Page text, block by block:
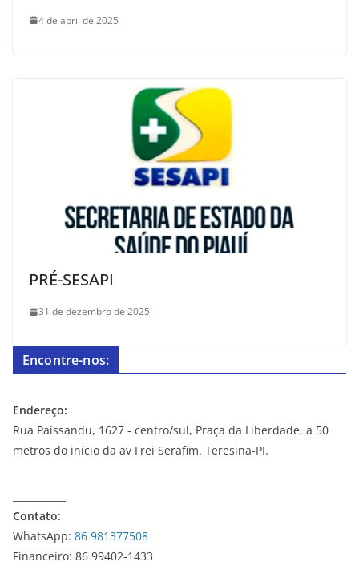
4 de abril de 2025
PRÉ-SESAPI
31 de dezembro de 2025
Encontre-nos:
Endereço:
Rua Paissandu, 1627 - centro/sul, Praça da Liberdade, a 50
metros do início da av Frei Serafim. Teresina-PI.
Contato:
WhatsApp: 86 981377508
Financeiro: 86 99402-1433